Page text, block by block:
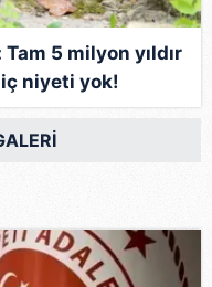
5 milyon yıldır
niyeti yok!